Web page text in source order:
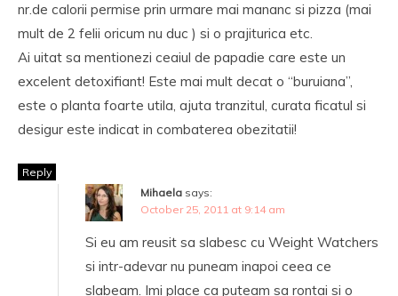
nr.de calorii permise prin urmare mai mananc si pizza (mai
mult de 2 felii oricum nu duc ) si o prajiturica etc.
Ai uitat sa mentionezi ceaiul de papadie care este un
excelent detoxifiant! Este mai mult decat o “buruiana”,
este o planta foarte utila, ajuta tranzitul, curata ficatul si
desigur este indicat in combaterea obezitatii!
Reply
Mihaela says:
October 25, 2011 at 9:14 am
Si eu am reusit sa slabesc cu Weight Watchers
si intr-adevar nu puneam inapoi ceea ce
slabeam. Imi place ca puteam sa rontai si o